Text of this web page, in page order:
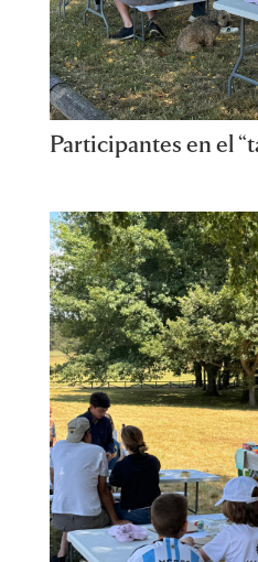
Participantes en el